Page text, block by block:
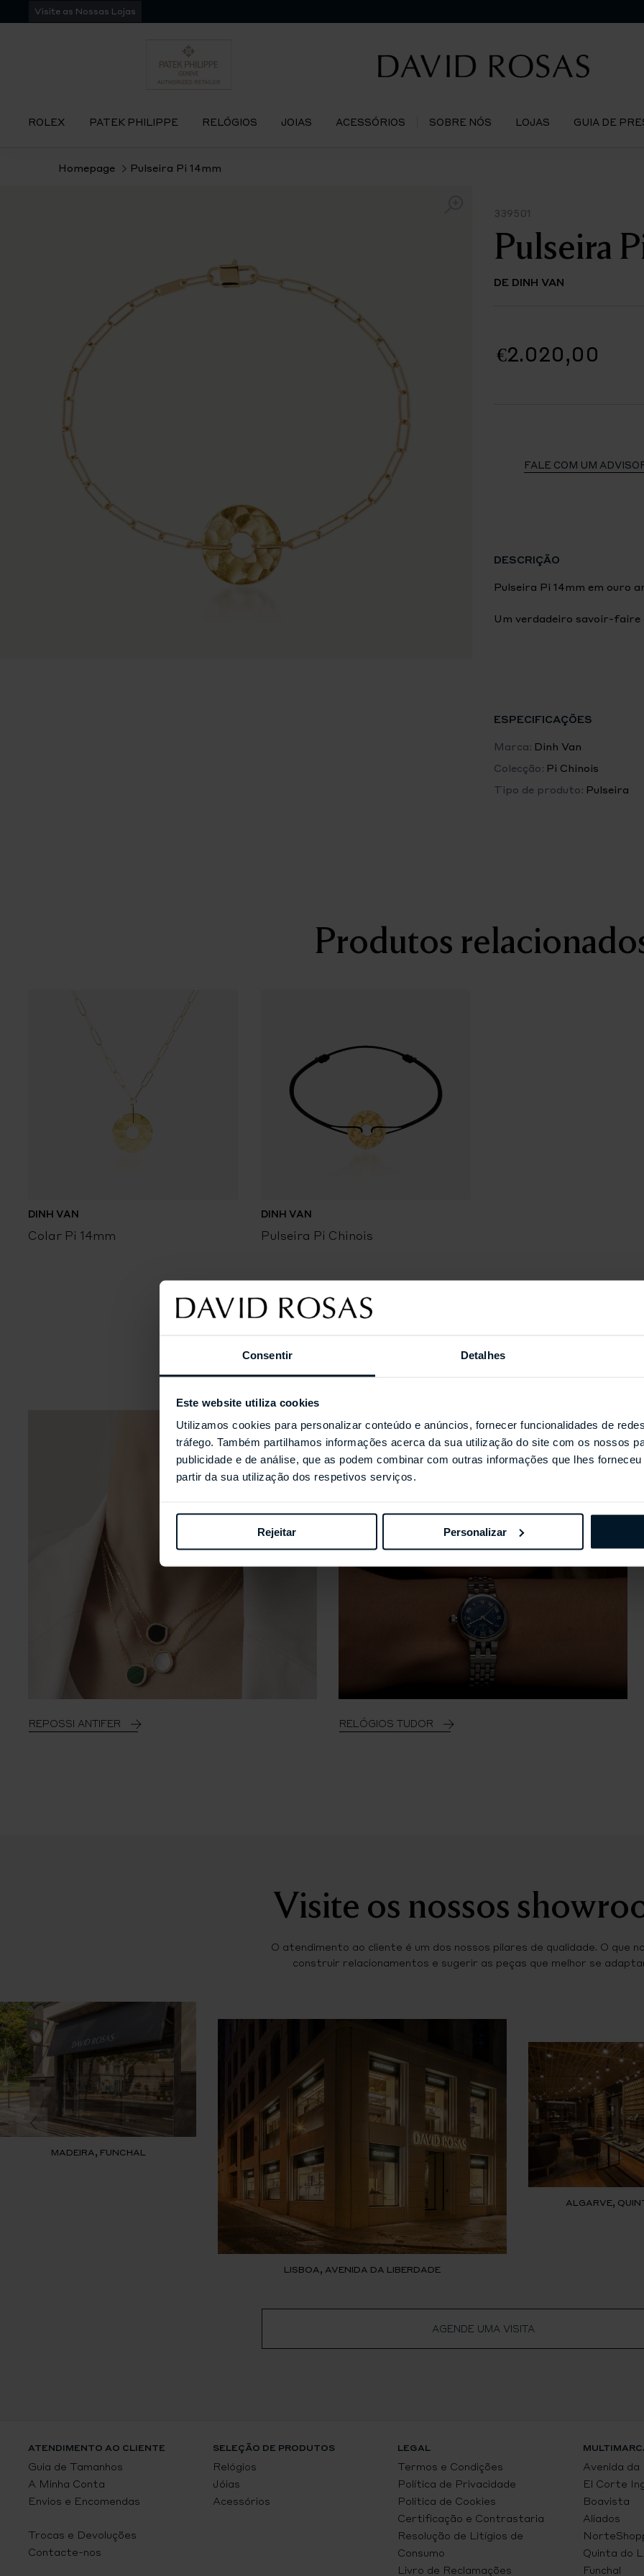
Consentir Detalhes
Este website utiliza cookies
Utilizamos cookies para personalizar conteúdo e anúncios, fornecer funcionalidades de
tráfego. Também partilhamos informações acerca da sua utilização do site com os nossos
publicidade e de análise, que as podem combinar com outras informações que lhes
partir da sua utilização dos respetivos serviços.
Rejeitar Personalizar
para
Visite as Nossas Lojas
ROLEX PATEK PHILIPPE RELÓGIOS JOIAS ACESSÓRIOS SOBRE NÓS LOJAS GUIA DE
Homepage Pulseira Pi 14mm
339501
Pulseira
DE DINH VAN
€2.020,00
FALE COM UM
DESCRIÇÃO
Pulseira Pi 14mm em ouro
Um verdadeiro savoir-faire
arte chinesa antiga, este
Diâmetro: 14 mm
Comprimento da corrente:
ESPECIFICAÇÕES
Marca: Dinh Van
Colecção: Pi Chinois
Tipo de produto: Pulseira
Produtos
DINH VAN
Colar Pi 14mm
DINH VAN
Pulseira Pi Chinois
Coleções
REPOSSI ANTIFER RELÓGIOS TUDOR
Visite os nossos
O atendimento ao cliente é um dos nossos pilares de qualidade. O que
construir relacionamentos e sugerir as peças que melhor se
MADEIRA, FUNCHAL
LISBOA, AVENIDA DA LIBERDADE
ALGARVE,
AGENDE UMA VISITA
ATENDIMENTO AO CLIENTE
Guia de Tamanhos
A Minha Conta
Envios e Encomendas
Trocas e Devoluções
Contacte-nos
SELEÇÃO DE PRODUTOS
Relógios
Jóias
Acessórios
LEGAL
Termos e Condições
Política de Privacidade
Política de Cookies
Certificação e Contrastaria
Resolução de Litígios de
Consumo
Livro de Reclamações
Avenida
El Corte
Boavista
Aliados
Quinta do
Funchal